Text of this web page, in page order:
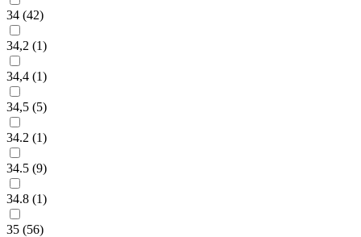
34 (42)
34,2 (1)
34,4 (1)
34,5 (5)
34.2 (1)
34.5 (9)
34.8 (1)
35 (56)